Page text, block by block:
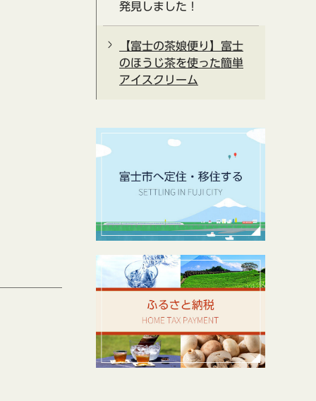
発見しました！
【富士の茶娘便り】富士
のほうじ茶を使った簡単
アイスクリーム